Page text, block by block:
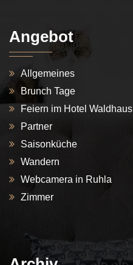
Angebot
Allgemeines
Brunch Tage
Feiern im Hotel Waldhaus
Partner
Saisonküche
Wandern
Webcamera in Ruhla
Zimmer